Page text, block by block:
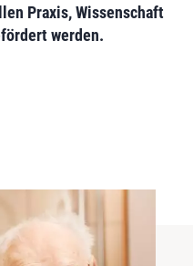
Praxis, Wissenschaft
werden.